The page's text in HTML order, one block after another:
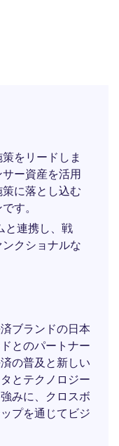
をリードしま
ー資産を活用
に落とし込む
す。
と連携し、戦
クショナルな
ブランドの日本
とのパートナー
の普及と新しい
とテクノロジー
みに、クロスボ
プを通じてビジ